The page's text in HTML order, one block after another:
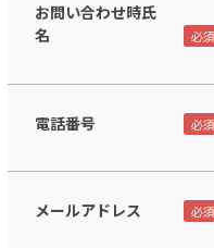
お問い合わせ時氏
名
電話番号
メールアドレス